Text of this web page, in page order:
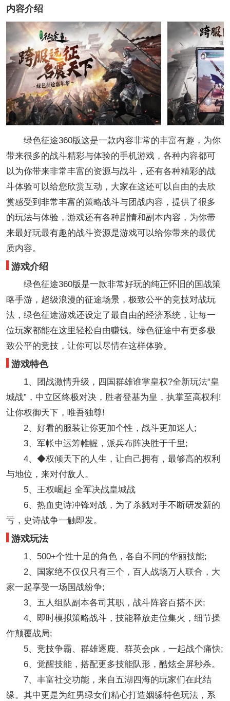
内容介绍
绿色征途360版这是一款内容非常的丰富有趣，为你
带来很多的战斗精彩与体验的手机游戏，各种内容都可
以为你带来非常丰富的资源与战斗，还有各种精彩的战
斗体验可以给您欣赏互动，大家在这还可以自由的去欣
赏感受到非常丰富的策略战斗与团战内容，提供了很多
的玩法与体验，游戏还有各种剧情和副本内容，为你带
来最好玩最有趣的战斗资源是游戏可以给你带来的最优
质内容。
游戏介绍
绿色征途360版是一款非常好玩的纯正怀旧的国战策
略手游，超级浪漫的征途场景，极致公平的竞技对战玩
法，绿色征途游戏还设定了最自由的经济系统，让每一
位玩家都能在这里轻松自由赚钱。绿色征途中有更多极
致公平的竞技，让你可以尽情在这样体验。
游戏特色
1、团战激情升级，四国群雄谁掌皇权?全新玩法“皇
城战”，中立区终极对决，胜者登基为皇，执掌至高权利!
让你权御天下，唯吾独尊!
2、好看的服装让你更加个性，战斗更加迷人;
3、军帐中运筹帷幄，派兵布阵决胜于千里;
4、◆权倾天下的人生，让自己拥有，最够高的权利
与地位，来对付敌人。
5、王权崛起 全军决战皇城战
6、热血史诗冲锋对战，为了杀戮对手不断研发新的
亏，史诗战争一触即发。
游戏玩法
1、500+个性十足的角色，各自不同的华丽技能;
2、国家绝不仅仅只有三个，百人战场万人联合，大
家一起享受一场国战纷争;
3、五人组队副本各司其职，战斗阵容百搭不厌;
4、即时模拟策略战斗，技能释放走位集火，细节操
作颠覆战局;
5、竞技争霸、群雄逐鹿、群英会pk，一起战个痛快;
6、觉醒技能，搭配更多技能队形，酷炫全屏秒杀。
7、丰富社交功能，来自五湖四海的玩家们在此结
缘。其中更是为红男绿女们精心打造姻缘特色玩法，系